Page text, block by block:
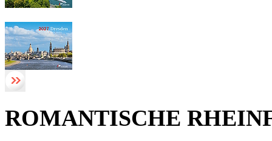
ROMANTISCHE